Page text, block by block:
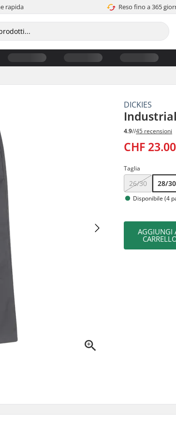
rapida Reso fino a 365
DICKIES
4.9//45 recensioni
CHF 23.00
Taglia
26/30 28/30
Disponibile (4
AGGIUNGI